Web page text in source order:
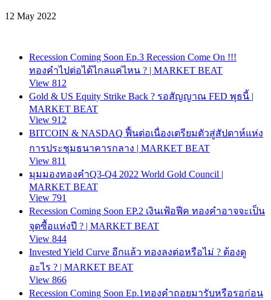
12 May 2022
Recession Coming Soon Ep.3 Recession Come On !!!
ทองคำไปต่อได้ไกลแค่ไหน ? | MARKET BEAT
View 812
Gold & US Equity Strike Back ? รอสัญญาณ FED พุธนี้ |
MARKET BEAT
View 912
BITCOIN & NASDAQ ฟื้นต่อเนื่องเตรียมตัวสู่สัปดาห์แห่ง
การประชุมธนาคารกลาง | MARKET BEAT
View 811
มุมมองทองคำQ3-Q4 2022 World Gold Council |
MARKET BEAT
View 791
Recession Coming Soon EP.2 เงินเฟ้อฟีค ทองคำอาจจะเป็น
จุดซื้อแห่งปี ? | MARKET BEAT
View 844
Invested Yield Curve อีกแล้ว ทองลงต่อหรือไม่ ? ต้องดู
อะไร ? | MARKET BEAT
View 866
Recession Coming Soon Ep.1ทองคำถอยมารับหรือรอก่อน